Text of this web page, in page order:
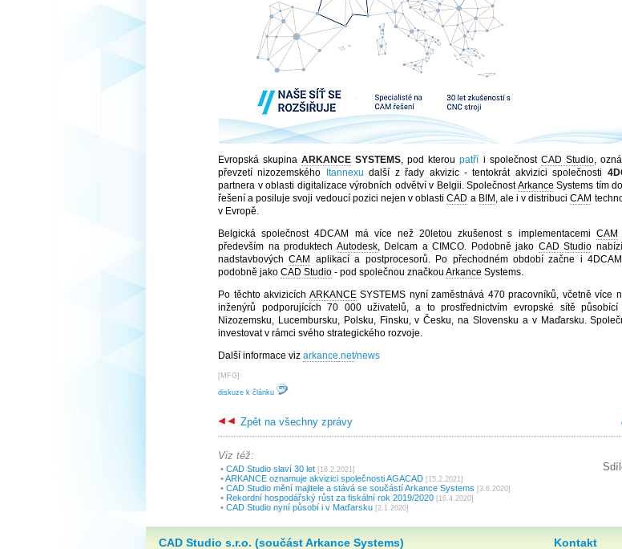
Evropská skupinaARKANCE SYSTEMS, pod kteroupatří i společnost CAD Studio,
převzetí nizozemského
Itannexu další z řady akvizic - tentokrát akvizici společnosti
partnera v oblasti digitalizace výrobních odvětví v Belgii. SpolečnostArkance Systems tím
řešení a posiluje svoji vedoucí pozici nejen v oblastiCAD a BIM , ale i v distribuciCAM
v Evropě.
Belgická společnost 4DCAM má více než 20letou zkušenost s implementacemi CAM
především na produktech Autodesk, Delcam a CIMCO. Podobně jako CAD Studio
nadstavbovýchCAM
aplikací a postprocesorů. Po přechodném období začne i
podobně jako CAD Studio - pod společnou značkou Arkance Systems.
Po těchto akvizicích ARKANCESYSTEMS nyní zaměstnává 470 pracovníků, včetně více
inženýrů podporujících 70 000 uživatelů, a to prostřednictvím evropské sítě
Nizozemsku, Lucembursku, Polsku, Finsku, v Česku, na Slovensku a v Maďarsku.
investovat v rámci svého strategického rozvoje.
Další informace viz arkance.net/news
[ MFG]
diskuze k článku
Zpět na všechny zprávy
Viz též:
• CAD Studio slaví 30 let [16.2.2021]
•ARKANCE oznamuje akvizici společnosti AGACAD [15.2.2021]
• CAD Studio mění majitele a stává se součástí Arkance Systems [3.6.2020]
• Rekordní hospodářský růst za fiskální rok 2019/2020 [16.4.2020]
• CAD Studio nyní působí i v Maďarsku [2.1.2020]
CAD Studio s.r.o. (součást Arkance Systems) Kontakt